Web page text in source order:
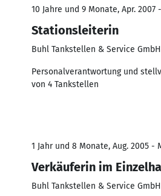
10 Jahre und 9 Monate, Apr. 2007
Stationsleiterin
Buhl Tankstellen & Service GmbH
Personalverantwortung und
von 4 Tankstellen
1 Jahr und 8 Monate, Aug. 2005 -
Verkäuferin im
Buhl Tankstellen & Service GmbH